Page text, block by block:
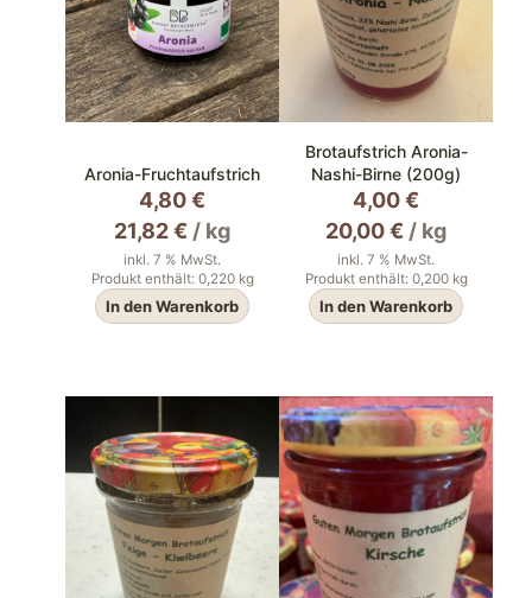
Aronia-Fruchtaufstrich
4,80€
21,82€ / kg
inkl. 7 % MwSt.
Produkt enthält: 0,220 kg
In den Warenkorb
Brotaufstrich Aronia-
Nashi-Birne (200g)
4,00€
20,00€ / kg
inkl. 7 % MwSt.
Produkt enthält: 0,200 kg
In den Warenkorb